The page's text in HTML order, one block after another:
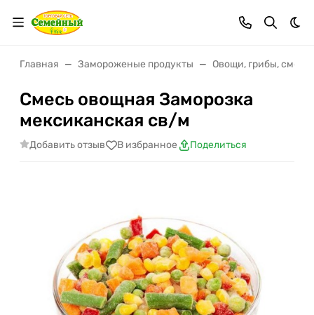
Главная Замороженые продукты Овощи, грибы,
Смесь овощная Заморозка
мексиканская св/м
Добавить отзыв В избранное Поделиться